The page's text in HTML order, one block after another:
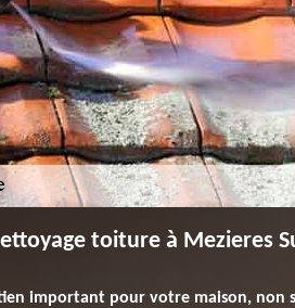
toiture à Mezieres
important pour votre maison, non